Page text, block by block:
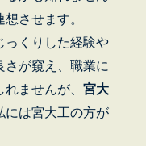
想させます。
くりした経験や
さが窺え、職業に
れませんが、宮大
には宮大工の方が